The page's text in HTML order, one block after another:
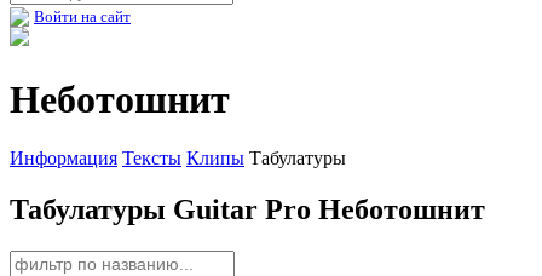
Войти на сайт
Неботошнит
Информация Тексты Клипы Табулатуры
Табулатуры Guitar Pro Неботошнит